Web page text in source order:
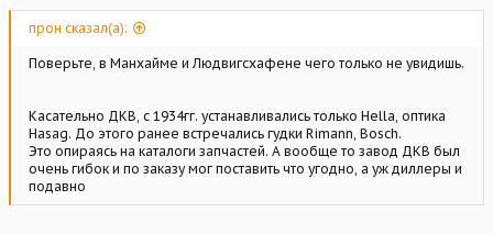
прон сказал(а):
Поверьте, в Манхайме и Людвигсхафене чего только не увидишь.
Касательно ДКВ, с 1934гг. устанавливались только Hella, оптика
Hasag. До этого ранее встречались гудки Rimann, Bosch.
Это опираясь на каталоги запчастей. А вообще то завод ДКВ был
очень гибок и по заказу мог поставить что угодно, а уж диллеры и
подавно